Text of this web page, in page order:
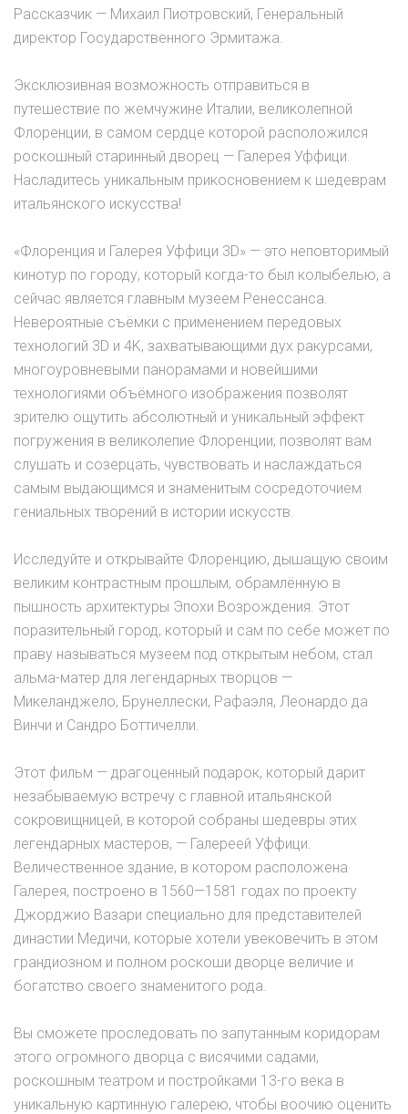
Рассказчик — Михаил Пиотровский, Генеральный
директор Государственного Эрмитажа.
Эксклюзивная возможность отправиться в
путешествие по жемчужине Италии, великолепной
Флоренции, в самом сердце которой расположился
роскошный старинный дворец — Галерея Уффици.
Насладитесь уникальным прикосновением к шедеврам
итальянского искусства!
«Флоренция и Галерея Уффици 3D» — это неповторимый
кинотур по городу, который когда-то был колыбелью, а
сейчас является главным музеем Ренессанса.
Невероятные съёмки с применением передовых
технологий 3D и 4K, захватывающими дух ракурсами,
многоуровневыми панорамами и новейшими
технологиями объёмного изображения позволят
зрителю ощутить абсолютный и уникальный эффект
погружения в великолепие Флоренции; позволят вам
слушать и созерцать, чувствовать и наслаждаться
самым выдающимся и знаменитым сосредоточием
гениальных творений в истории искусств.
Исследуйте и открывайте Флоренцию, дышащую своим
великим контрастным прошлым, обрамлённую в
пышность архитектуры Эпохи Возрождения. Этот
поразительный город, который и сам по себе может по
праву называться музеем под открытым небом, стал
альма-матер для легендарных творцов —
Микеланджело, Брунеллески, Рафаэля, Леонардо да
Винчи и Сандро Боттичелли.
Этот фильм — драгоценный подарок, который дарит
незабываемую встречу с главной итальянской
сокровищницей, в которой собраны шедевры этих
легендарных мастеров, — Галереей Уффици.
Величественное здание, в котором расположена
Галерея, построено в 1560—1581 годах по проекту
Джорджио Вазари специально для представителей
династии Медичи, которые хотели увековечить в этом
грандиозном и полном роскоши дворце величие и
богатство своего знаменитого рода.
Вы сможете проследовать по запутанным коридорам
этого огромного дворца с висячими садами,
роскошным театром и постройками 13-го века в
уникальную картинную галерею, чтобы воочию оценить